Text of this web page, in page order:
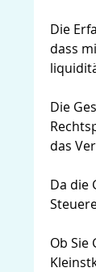
Die
dass
Die
das
Da die
Ob Sie